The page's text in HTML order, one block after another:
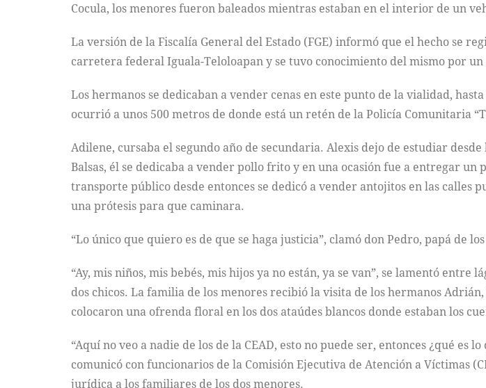
Cocula, los menores fueron baleados mientras estaban en el interior de un
La versión de la Fiscalía General del Estado (FGE) informó que el hecho se
carretera federal Iguala-Teloloapan y se tuvo conocimiento del mismo por
Los hermanos se dedicaban a vender cenas en este punto de la vialidad,
ocurrió a unos 500 metros de donde está un retén de la Policía Comunitaria
Adilene, cursaba el segundo año de secundaria. Alexis dejo de estudiar
Balsas, él se dedicaba a vender pollo frito y en una ocasión fue a entregar
transporte público desde entonces se dedicó a vender antojitos en las calles
una prótesis para que caminara.
“Lo único que quiero es de que se haga justicia”, clamó don Pedro, papá de
“Ay, mis niños, mis bebés, mis hijos ya no están, ya se van”, se lamentó
dos chicos. La familia de los menores recibió la visita de los hermanos
colocaron una ofrenda floral en los dos ataúdes blancos donde estaban los
“Aquí no veo a nadie de los de la CEAD, esto no puede ser, entonces ¿qué
comunicó con funcionarios de la Comisión Ejecutiva de Atención a Víctimas
jurídica a los familiares de los dos menores.